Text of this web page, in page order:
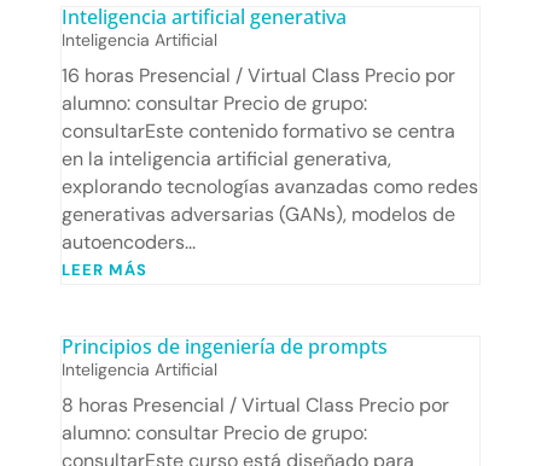
Inteligencia artificial generativa
Inteligencia Artificial
16 horas Presencial / Virtual Class Precio por
alumno: consultar Precio de grupo:
consultarEste contenido formativo se centra
en la inteligencia artificial generativa,
explorando tecnologías avanzadas como redes
generativas adversarias (GANs), modelos de
autoencoders...
LEER MÁS
Principios de ingeniería de prompts
Inteligencia Artificial
8 horas Presencial / Virtual Class Precio por
alumno: consultar Precio de grupo:
consultarEste curso está diseñado para